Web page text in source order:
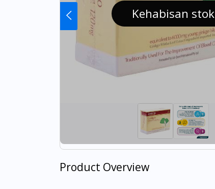
Kehabisan stok
Product Overview